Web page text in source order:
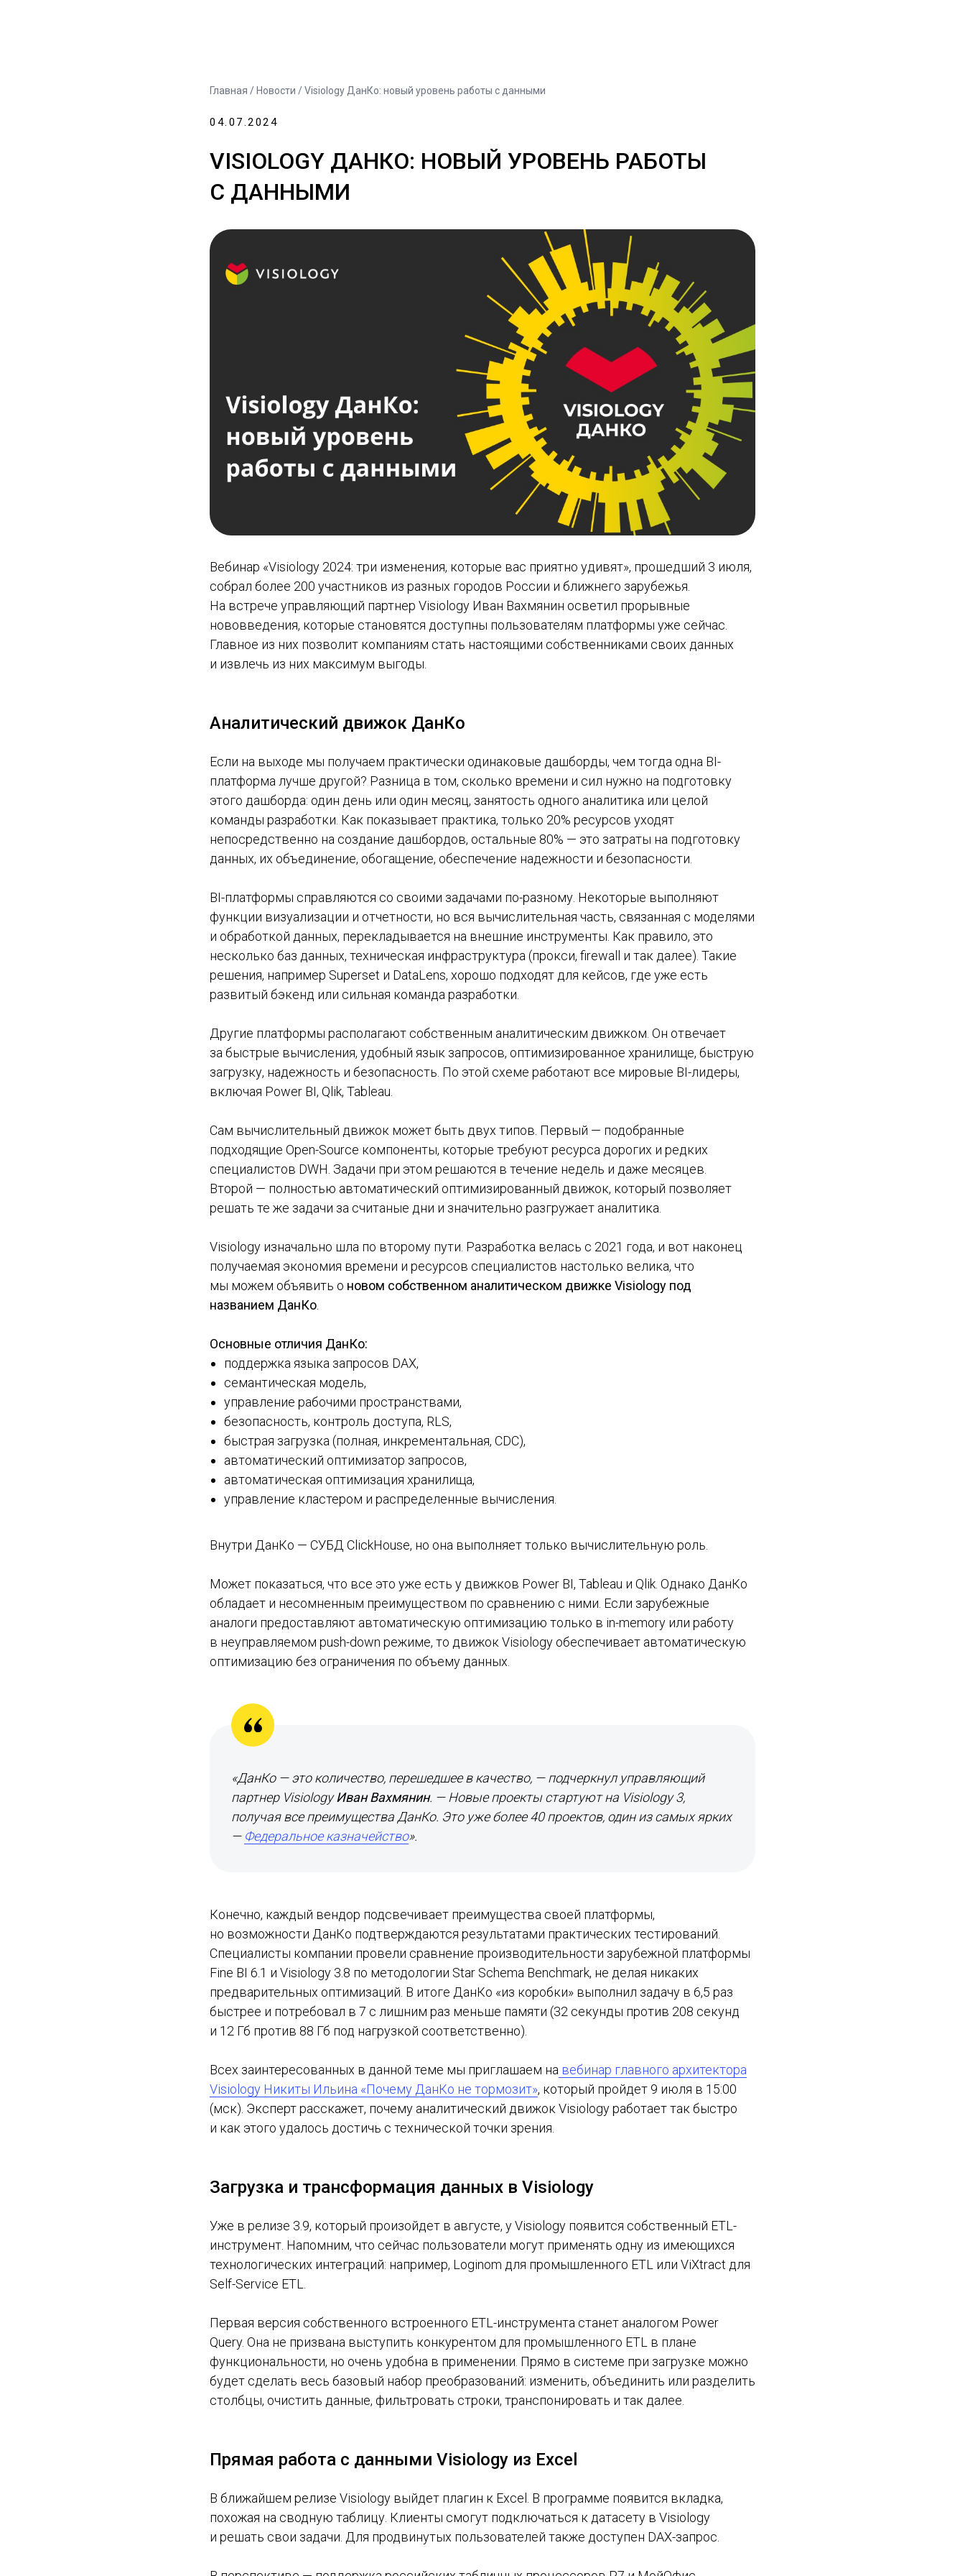
Главная / Новости / Visiology ДанКо: новый уровень работы с данными
04.07.2024
VISIOLOGY ДАНКО: НОВЫЙ УРОВЕНЬ РАБОТЫ
С ДАННЫМИ
Вебинар «Visiology 2024: три изменения, которые вас приятно удивят», прошедший 3 июля,
собрал более 200 участников из разных городов России и ближнего зарубежья.
На встрече управляющий партнер Visiology Иван Вахмянин осветил прорывные
нововведения, которые становятся доступны пользователям платформы уже сейчас.
Главное из них позволит компаниям стать настоящими собственниками своих данных
и извлечь из них максимум выгоды.
Аналитический движок ДанКо
Если на выходе мы получаем практически одинаковые дашборды, чем тогда одна BI-
платформа лучше другой? Разница в том, сколько времени и сил нужно на подготовку
этого дашборда: один день или один месяц, занятость одного аналитика или целой
команды разработки. Как показывает практика, только 20% ресурсов уходят
непосредственно на создание дашбордов, остальные 80% — это затраты на подготовку
данных, их объединение, обогащение, обеспечение надежности и безопасности.
BI-платформы справляются со своими задачами по-разному. Некоторые выполняют
функции визуализации и отчетности, но вся вычислительная часть, связанная с моделями
и обработкой данных, перекладывается на внешние инструменты. Как правило, это
несколько баз данных, техническая инфраструктура (прокси, firewall и так далее). Такие
решения, например Superset и DataLens, хорошо подходят для кейсов, где уже есть
развитый бэкенд или сильная команда разработки.
Другие платформы располагают собственным аналитическим движком. Он отвечает
за быстрые вычисления, удобный язык запросов, оптимизированное хранилище, быструю
загрузку, надежность и безопасность. По этой схеме работают все мировые BI-лидеры,
включая Power BI, Qlik, Tableau.
Сам вычислительный движок может быть двух типов. Первый — подобранные
подходящие Open-Source компоненты, которые требуют ресурса дорогих и редких
специалистов DWH. Задачи при этом решаются в течение недель и даже месяцев.
Второй — полностью автоматический оптимизированный движок, который позволяет
решать те же задачи за считаные дни и значительно разгружает аналитика.
Visiology изначально шла по второму пути. Разработка велась с 2021 года, и вот наконец
получаемая экономия времени и ресурсов специалистов настолько велика, что
мы можем объявить о новом собственном аналитическом движке Visiology под
названием ДанКо
Основные отличия ДанКо:
поддержка языка запросов DAX,
семантическая модель,
управление рабочими пространствами,
безопасность, контроль доступа, RLS,
быстрая загрузка (полная, инкрементальная, CDC),
автоматический оптимизатор запросов,
автоматическая оптимизация хранилища,
управление кластером и распределенные вычисления.
Внутри ДанКо — СУБД ClickHouse, но она выполняет только вычислительную роль.
Может показаться, что все это уже есть у движков Power BI, Tableau и Qlik. Однако ДанКо
обладает и несомненным преимуществом по сравнению с ними. Если зарубежные
аналоги предоставляют автоматическую оптимизацию только в in-memory или работу
в неуправляемом push-down режиме, то движок Visiology обеспечивает автоматическую
оптимизацию без ограничения по объему данных.
«ДанКо — это количество, перешедшее в качество, — подчеркнул управляющий
партнер VisiologyИван Вахмянин. — Новые проекты стартуют на Visiology 3,
получая все преимущества ДанКо. Это уже более 40 проектов, один из самых ярких
— Федеральное казначейство».
Конечно, каждый вендор подсвечивает преимущества своей платформы,
но возможности ДанКо подтверждаются результатами практических тестирований.
Специалисты компании провели сравнение производительности зарубежной платформы
Fine BI 6.1 и Visiology 3.8 по методологии Star Schema Benchmark, не делая никаких
предварительных оптимизаций. В итоге ДанКо «из коробки» выполнил задачу в 6,5 раз
быстрее и потребовал в 7 с лишним раз меньше памяти (32 секунды против 208 секунд
и 12 Гб против 88 Гб под нагрузкой соответственно).
Всех заинтересованных в данной теме мы приглашаем на вебинар главного архитектора
Visiology Никиты Ильина «Почему ДанКо не тормозит», который пройдет 9 июля в 15:00
(мск). Эксперт расскажет, почему аналитический движок Visiology работает так быстро
и как этого удалось достичь с технической точки зрения.
Загрузка и трансформация данных в Visiology
Уже в релизе 3.9, который произойдет в августе, у Visiology появится собственный ETL-
инструмент. Напомним, что сейчас пользователи могут применять одну из имеющихся
технологических интеграций: например, Loginom для промышленного ETL или ViXtract для
Self-Service ETL.
Первая версия собственного встроенного ETL-инструмента станет аналогом Power
Query. Она не призвана выступить конкурентом для промышленного ETL в плане
функциональности, но очень удобна в применении. Прямо в системе при загрузке можно
будет сделать весь базовый набор преобразований: изменить, объединить или разделить
столбцы, очистить данные, фильтровать строки, транспонировать и так далее.
Прямая работа с данными Visiology из Excel
В ближайшем релизе Visiology выйдет плагин к Excel. В программе появится вкладка,
похожая на сводную таблицу. Клиенты смогут подключаться к датасету в Visiology
и решать свои задачи. Для продвинутых пользователей также доступен DAX-запрос.